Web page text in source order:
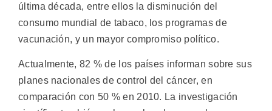
última década, entre ellos la disminución del
consumo mundial de tabaco, los programas de
vacunación, y un mayor compromiso político.
Actualmente, 82 % de los países informan sobre sus
planes nacionales de control del cáncer, en
comparación con 50 % en 2010. La investigación